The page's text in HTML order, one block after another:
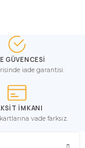
GÜVENCESİ
iade garantisi.
İMKANI
vade farksız.